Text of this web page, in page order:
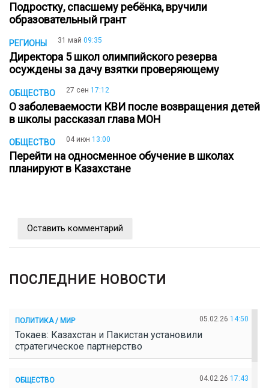
Подростку, спасшему ребёнка, вручили
образовательный грант
РЕГИОНЫ 31 май 09:35
Директора 5 школ олимпийского резерва
осуждены за дачу взятки проверяющему
ОБЩЕСТВО 27 сен 17:12
О заболеваемости КВИ после возвращения детей
в школы рассказал глава МОН
ОБЩЕСТВО 04 июн 13:00
Перейти на односменное обучение в школах
планируют в Казахстане
Оставить комментарий
ПОСЛЕДНИЕ НОВОСТИ
ПОЛИТИКА / МИР 05.02.26 14:50
Токаев: Казахстан и Пакистан установили
стратегическое партнерство
ОБЩЕСТВО 04.02.26 17:43